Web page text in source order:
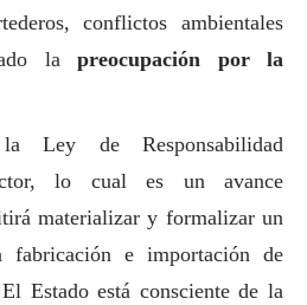
conflictos ambientales
la preocupación por la
Ley de Responsabilidad
lo cual es un avance
materializar y formalizar un
fabricación e importación de
Estado está consciente de la